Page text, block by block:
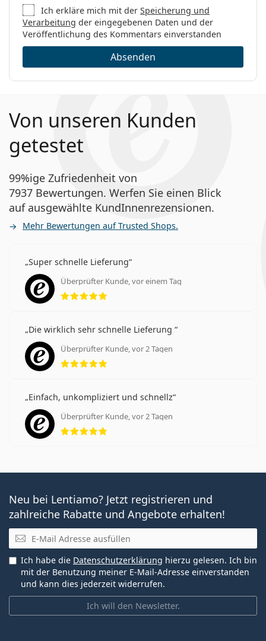
Ich erkläre mich mit derSpeicherung und
Verarbeitung der eingegebenen Daten und der
Veröffentlichung des Kommentars einverstanden
Absenden
Von unseren Kunden
getestet
99%ige Zufriedenheit von
7937 Bewertungen. Werfen Sie einen Blick
auf ausgewählte KundInnenrezensionen.
Mehr Bewertungen auf Trusted Shops.
Super schnelle Lieferung
Überprüfter Kunde, vor einem Tag
Bewertung 5 aus 5
Die wirklich sehr schnelle Lieferung
Überprüfter Kunde, vor 2 Tagen
Bewertung 5 aus 5
Einfach, unkompliziert und schnellz
Überprüfter Kunde, vor 2 Tagen
Bewertung 5 aus 5
Neu bei Lentiamo? Jetzt registrieren und
zahlreiche Rabatte und Angebote erhalten!
E-Mail
Ich will den Newsletter.
Ich habe die Datenschutzerklärung hierzu gelesen. Ich bin
mit der Benutzung meiner E-Mail-Adresse einverstanden
und kann dies jederzeit widerrufen.